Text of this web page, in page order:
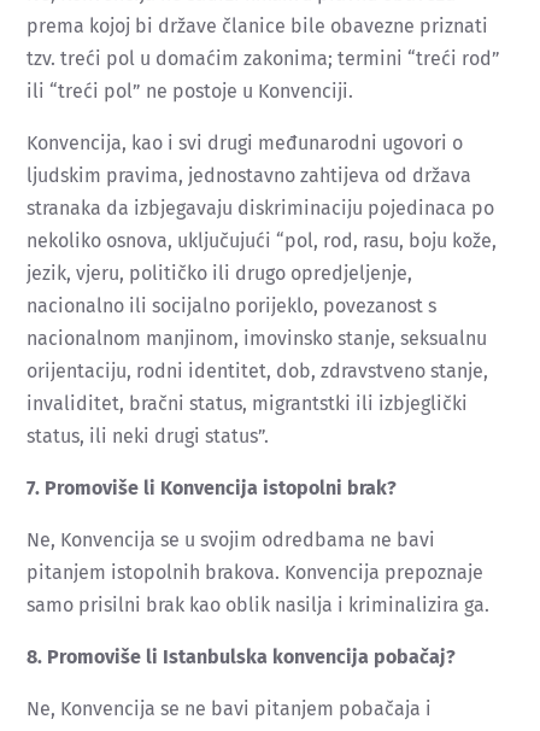
prema kojoj bi države članice bile obavezne priznati
tzv. treći pol u domaćim zakonima; termini “treći rod”
ili “treći pol” ne postoje u Konvenciji.
Konvencija, kao i svi drugi međunarodni ugovori o
ljudskim pravima, jednostavno zahtijeva od država
stranaka da izbjegavaju diskriminaciju pojedinaca po
nekoliko osnova, uključujući “pol, rod, rasu, boju kože,
jezik, vjeru, političko ili drugo opredjeljenje,
nacionalno ili socijalno porijeklo, povezanost s
nacionalnom manjinom, imovinsko stanje, seksualnu
orijentaciju, rodni identitet, dob, zdravstveno stanje,
invaliditet, bračni status, migrantstki ili izbjeglički
status, ili neki drugi status”.
7. Promoviše li Konvencija istopolni brak?
Ne, Konvencija se u svojim odredbama ne bavi
pitanjem istopolnih brakova. Konvencija prepoznaje
samo prisilni brak kao oblik nasilja i kriminalizira ga.
8. Promoviše li Istanbulska konvencija pobačaj?
Ne, Konvencija se ne bavi pitanjem pobačaja i